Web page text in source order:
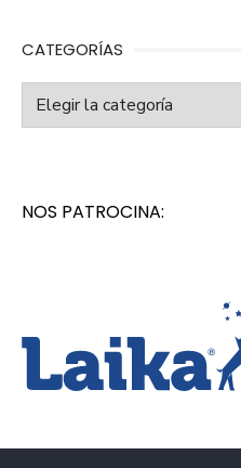
CATEGORÍAS
Categorías
NOS PATROCINA: